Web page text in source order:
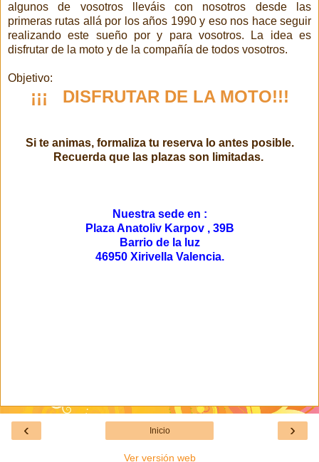
algunos de vosotros lleváis con nosotros desde las
primeras rutas allá por los años 1990y eso nos hace seguir
realizando este sueño por y para vosotros. La idea es
disfrutar de la moto y de la compañía de todos vosotros.
Objetivo:
¡¡¡ DISFRUTAR DE LA MOTO!!!
Si te animas, formaliza tu reserva lo antes posible.
Recuerda que las plazas son limitadas.
Nuestra sede en :
Plaza Anatoliv Karpov , 39B
Barrio de la luz
46950 Xirivella Valencia.
‹ ›
Inicio
Ver versión web